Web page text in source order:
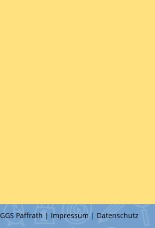
GGS Paffrath | Impressum | Datenschutz